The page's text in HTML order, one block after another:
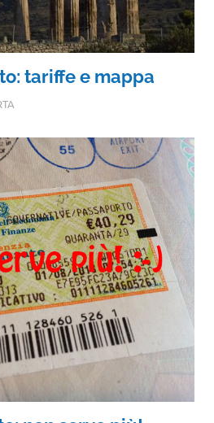
tariffe e mappa